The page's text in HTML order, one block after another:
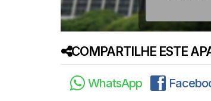
COMPARTILHE ESTE
WhatsApp